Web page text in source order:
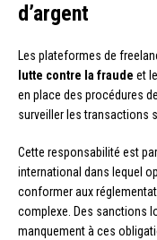
d’argent
Les plateformes de
lutte contre la fraude et le
en place des procédures
surveiller les transactions
Cette responsabilité est
international dans lequel
conformer aux
complexe. Des sanctions
manquement à ces